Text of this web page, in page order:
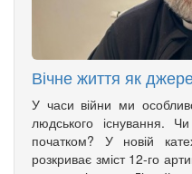
Вічне життя як
У часи війни ми
людського існування.
початком? У новій
розкриває зміст 12-го